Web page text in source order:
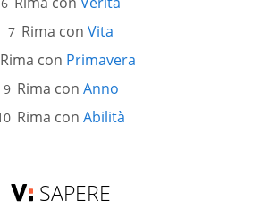
Rima con Vita
Rima con Primavera
Rima con Anno
Rima con Abilità
SAPERE